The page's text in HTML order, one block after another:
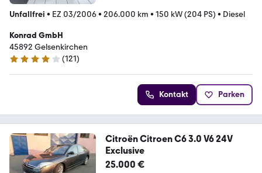
Unfallfrei • EZ 03/2006• 206.000 km • 150 kW (204 PS) • Diesel
Konrad GmbH
45892 Gelsenkirchen
4.1 Sterne
(121)
Kontakt Parken
Citroën Citroen C6 3.0 V6 24V
Exclusive
25.000 €